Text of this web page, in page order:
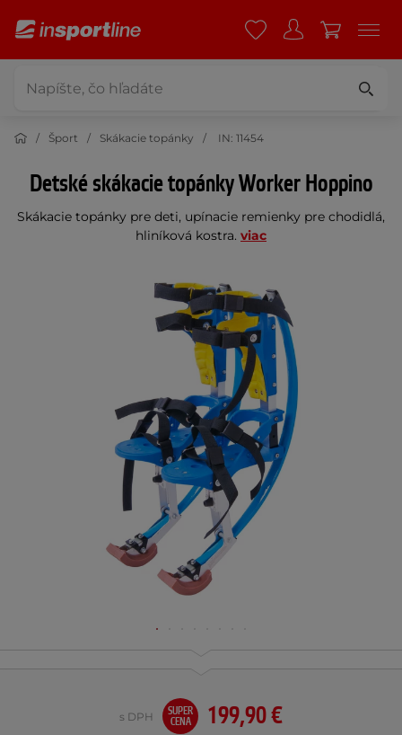
Šport Skákacie topánky IN: 11454
Detské skákacie topánky Worker Hoppino
Skákacie topánky pre deti, upínacie remienky pre chodidlá,
hliníková kostra. viac
199,90 €
s DPH
SUPER
CENA